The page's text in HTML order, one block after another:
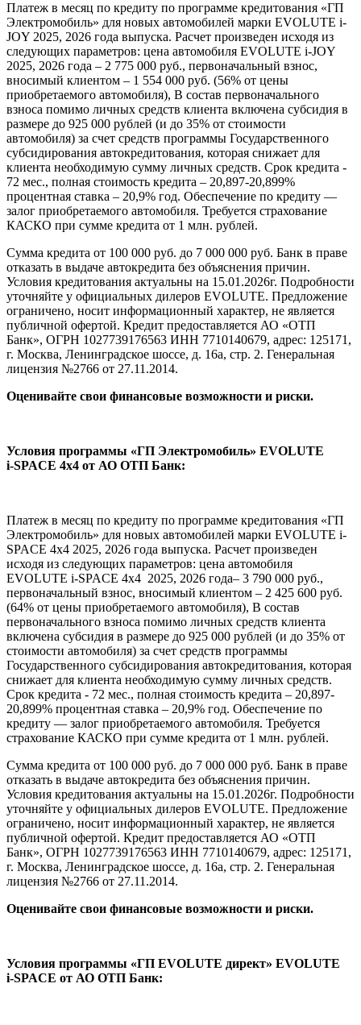
Платеж в месяц по кредиту по программе кредитования «ГП
Электромобиль» для новых автомобилей марки EVOLUTE i-
JOY 2025, 2026 года выпуска. Расчет произведен исходя из
следующих параметров: цена автомобиля EVOLUTE i-JOY
2025, 2026 года – 2 775 000 руб., первоначальный взнос,
вносимый клиентом – 1 554 000 руб. (56% от цены
приобретаемого автомобиля), В состав первоначального
взноса помимо личных средств клиента включена субсидия в
размере до 925 000 рублей (и до 35% от стоимости
автомобиля) за счет средств программы Государственного
субсидирования автокредитования, которая снижает для
клиента необходимую сумму личных средств. Срок кредита -
72 мес., полная стоимость кредита – 20,897-20,899%
процентная ставка – 20,9% год. Обеспечение по кредиту —
залог приобретаемого автомобиля. Требуется страхование
КАСКО при сумме кредита от 1 млн. рублей.
Сумма кредита от 100 000 руб. до 7 000 000 руб. Банк в праве
отказать в выдаче автокредита без объяснения причин.
Условия кредитования актуальны на 15.01.2026г. Подробности
уточняйте у официальных дилеров EVOLUTE. Предложение
ограничено, носит информационный характер, не является
публичной офертой. Кредит предоставляется АО «ОТП
Банк», ОГРН 1027739176563 ИНН 7710140679, адрес: 125171,
г. Москва, Ленинградское шоссе, д. 16а, стр. 2. Генеральная
лицензия №2766 от 27.11.2014.
Оценивайте свои финансовые возможности и риски.
Условия программы «ГП Электромобиль» EVOLUTE
i‑SPACE 4x4 от АО ОТП Банк:
Платеж в месяц по кредиту по программе кредитования «ГП
Электромобиль» для новых автомобилей марки EVOLUTE i-
SPACE 4x4 2025, 2026 года выпуска. Расчет произведен
исходя из следующих параметров: цена автомобиля
EVOLUTE i-SPACE 4x4 2025, 2026 года– 3 790 000 руб.,
первоначальный взнос, вносимый клиентом – 2 425 600 руб.
(64% от цены приобретаемого автомобиля), В состав
первоначального взноса помимо личных средств клиента
включена субсидия в размере до 925 000 рублей (и до 35% от
стоимости автомобиля) за счет средств программы
Государственного субсидирования автокредитования, которая
снижает для клиента необходимую сумму личных средств.
Срок кредита - 72 мес., полная стоимость кредита – 20,897-
20,899% процентная ставка – 20,9% год. Обеспечение по
кредиту — залог приобретаемого автомобиля. Требуется
страхование КАСКО при сумме кредита от 1 млн. рублей.
Сумма кредита от 100 000 руб. до 7 000 000 руб. Банк в праве
отказать в выдаче автокредита без объяснения причин.
Условия кредитования актуальны на 15.01.2026г. Подробности
уточняйте у официальных дилеров EVOLUTE. Предложение
ограничено, носит информационный характер, не является
публичной офертой. Кредит предоставляется АО «ОТП
Банк», ОГРН 1027739176563 ИНН 7710140679, адрес: 125171,
г. Москва, Ленинградское шоссе, д. 16а, стр. 2. Генеральная
лицензия №2766 от 27.11.2014.
Оценивайте свои финансовые возможности и риски.
Условия программы «ГП EVOLUTE директ» EVOLUTE
i‑SPACE от АО ОТП Банк: